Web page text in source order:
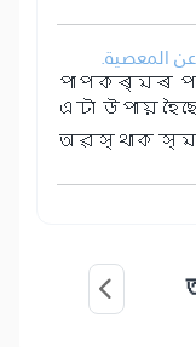
المعصية.
পাপকৰ্মৰ
এটা উপায়
অৱস্থাক